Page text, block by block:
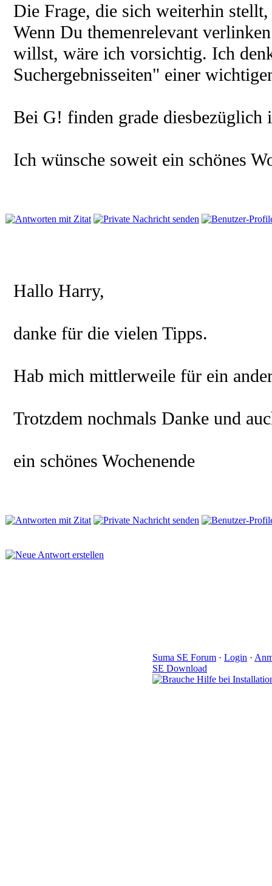
Die Frage, die sich weiterhin
Wenn Du themenrelevant
willst, wäre ich vorsichtig. Ich
Suchergebnisseiten" einer
Bei G! finden grade diesbezüglich
Ich wünsche soweit ein schönes
Hallo Harry,
danke für die vielen Tipps.
Hab mich mittlerweile für ein
Trotzdem nochmals Danke und
ein schönes Wochenende
Suma SE Forum · Login ·
SE Download